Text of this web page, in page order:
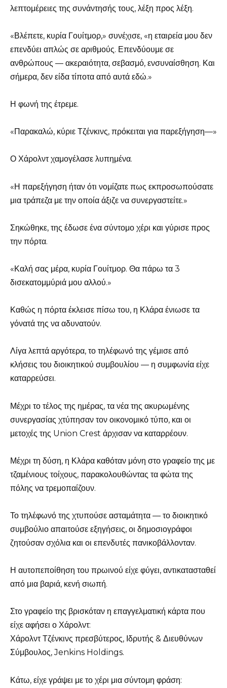
λεπτομέρειες της συνάντησής τους, λέξη προς λέξη.
«Βλέπετε, κυρία Γουίτμορ,» συνέχισε, «η εταιρεία μου δεν
επενδύει απλώς σε αριθμούς. Επενδύουμε σε
ανθρώπους — ακεραιότητα, σεβασμό, ενσυναίσθηση. Και
σήμερα, δεν είδα τίποτα από αυτά εδώ.»
Η φωνή της έτρεμε.
«Παρακαλώ, κύριε Τζένκινς, πρόκειται για παρεξήγηση—»
Ο Χάρολντ χαμογέλασε λυπημένα.
«Η παρεξήγηση ήταν ότι νομίζατε πως εκπροσωπούσατε
μια τράπεζα με την οποία άξιζε να συνεργαστείτε.»
Σηκώθηκε, της έδωσε ένα σύντομο χέρι και γύρισε προς
την πόρτα.
«Καλή σας μέρα, κυρία Γουίτμορ. Θα πάρω τα 3
δισεκατομμύριά μου αλλού.»
Καθώς η πόρτα έκλεισε πίσω του, η Κλάρα ένιωσε τα
γόνατά της να αδυνατούν.
Λίγα λεπτά αργότερα, το τηλέφωνό της γέμισε από
κλήσεις του διοικητικού συμβουλίου — η συμφωνία είχε
καταρρεύσει.
Μέχρι το τέλος της ημέρας, τα νέα της ακυρωμένης
συνεργασίας χτύπησαν τον οικονομικό τύπο, και οι
μετοχές της Union Crest άρχισαν να καταρρέουν.
Μέχρι τη δύση, η Κλάρα καθόταν μόνη στο γραφείο της με
τζαμένιους τοίχους, παρακολουθώντας τα φώτα της
πόλης να τρεμοπαίζουν.
Το τηλέφωνό της χτυπούσε ασταμάτητα — το διοικητικό
συμβούλιο απαιτούσε εξηγήσεις, οι δημοσιογράφοι
ζητούσαν σχόλια και οι επενδυτές πανικοβάλλονταν.
Η αυτοπεποίθηση του πρωινού είχε φύγει, αντικατασταθεί
από μια βαριά, κενή σιωπή.
Στο γραφείο της βρισκόταν η επαγγελματική κάρτα που
είχε αφήσει ο Χάρολντ:
Χάρολντ Τζένκινς πρεσβύτερος, Ιδρυτής & Διευθύνων
Σύμβουλος, Jenkins Holdings.
Κάτω, είχε γράψει με το χέρι μια σύντομη φράση: